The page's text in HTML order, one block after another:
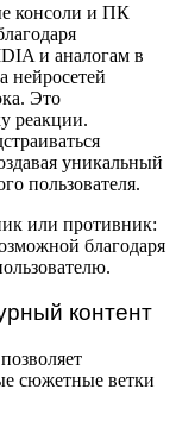
консоли и ПК
и аналогам в
нейросетей
Это
реакции.
уникальный
пользователя.
или противник:
благодаря
контент
сюжетные ветки